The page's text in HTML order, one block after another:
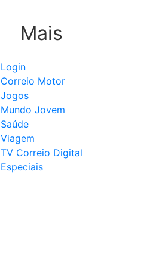
Mais
Login
Correio Motor
Jogos
Mundo Jovem
Saúde
Viagem
TV Correio Digital
Especiais